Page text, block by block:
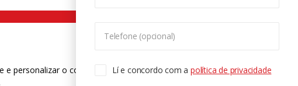
Telefone (opcional)
Lí e concordo com apolítica de privacidade
personalizar o conteúdo. Para saber mais